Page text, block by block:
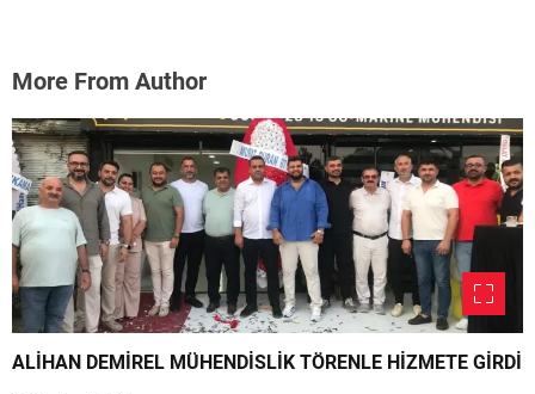
More From Author
ALİHAN DEMİREL MÜHENDİSLİK TÖRENLE HİZMETE GİRDİ